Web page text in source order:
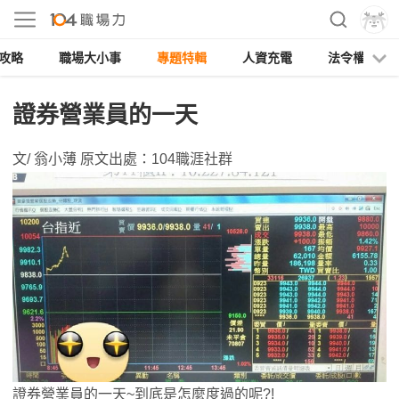
略 職場大小事 專題特輯 人資充電 法令權益
證券營業員的一天
文/ 翁小薄 原文出處：104職涯社群
證券營業員的一天~到底是怎麼度過的呢?!